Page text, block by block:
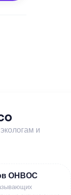
и
ОНВОС